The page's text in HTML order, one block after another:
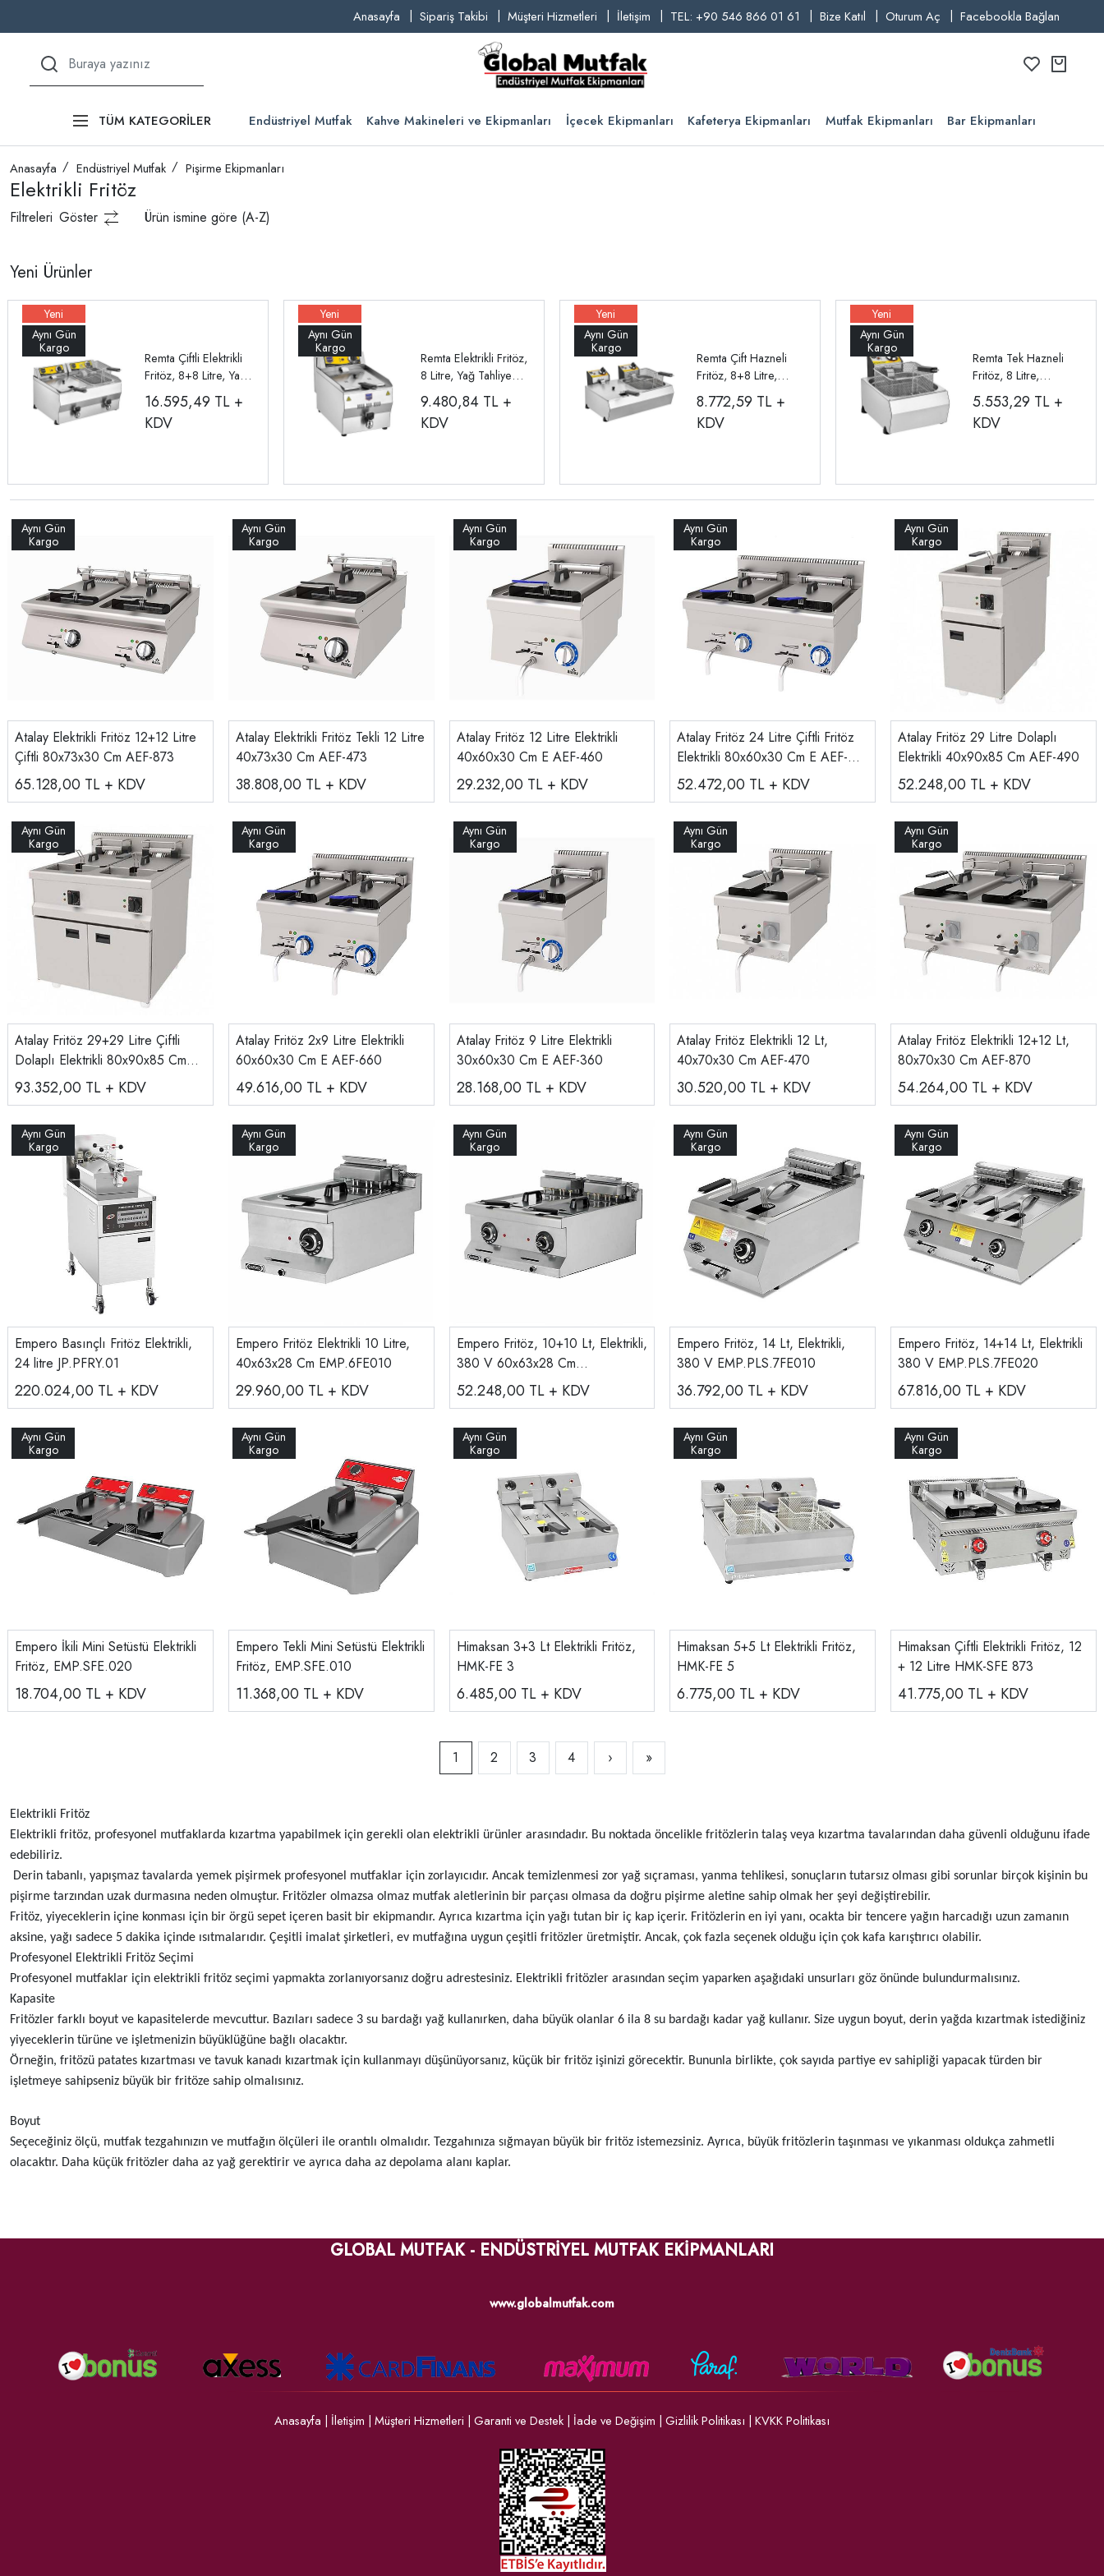
Anasayfa Sipariş Takibi Müşteri Hizmetleri İletişim TEL: +90 546 866 01 61 Bize Katıl Oturum Aç Facebookla Bağlan
TÜM KATEGORİLER Endüstriyel Mutfak Kahve Makineleri ve Ekipmanları İçecek Ekipmanları Kafeterya Ekipmanları Mutfak Ekipmanları Bar Ekipmanları
Anasayfa Endüstriyel Mutfak Pişirme Ekipmanları
Elektrikli Fritöz
Filtreleri Göster Ürün ismine göre (A-Z)
Yeni Ürünler
Remta Çiftli Elektrikli
Fritöz, 8+8 Litre, Yağ
Tahliye Musluklu R111
16.595,49 TL +
KDV
Remta Elektrikli Fritöz,
8 Litre, Yağ Tahliye
Musluklu R110
9.480,84 TL +
KDV
Remta Çift Hazneli
Fritöz, 8+8 Litre,
Elektrikli R102
8.772,59 TL +
KDV
Remta Tek Hazneli
Fritöz, 8 Litre,
Elektrikli R101
5.553,29 TL +
KDV
Atalay Elektrikli Fritöz 12+12 Litre
Çiftli 80x73x30 Cm AEF-873
65.128,00 TL + KDV
Atalay Elektrikli Fritöz Tekli 12 Litre
40x73x30 Cm AEF-473
38.808,00 TL + KDV
Atalay Fritöz 12 Litre Elektrikli
40x60x30 Cm E AEF-460
29.232,00 TL + KDV
Atalay Fritöz 24 Litre Çiftli Fritöz
Elektrikli 80x60x30 Cm E AEF-
860
52.472,00 TL + KDV
Atalay Fritöz 29 Litre Dolaplı
Elektrikli 40x90x85 Cm AEF-490
52.248,00 TL + KDV
Atalay Fritöz 29+29 Litre Çiftli
Dolaplı Elektrikli 80x90x85 Cm
AEF-890
93.352,00 TL + KDV
Atalay Fritöz 2x9 Litre Elektrikli
60x60x30 Cm E AEF-660
49.616,00 TL + KDV
Atalay Fritöz 9 Litre Elektrikli
30x60x30 Cm E AEF-360
28.168,00 TL + KDV
Atalay Fritöz Elektrikli 12 Lt,
40x70x30 Cm AEF-470
30.520,00 TL + KDV
Atalay Fritöz Elektrikli 12+12 Lt,
80x70x30 Cm AEF-870
54.264,00 TL + KDV
Empero Basınçlı Fritöz Elektrikli,
24 litre JP.PFRY.01
220.024,00 TL + KDV
Empero Fritöz Elektrikli 10 Litre,
40x63x28 Cm EMP.6FE010
29.960,00 TL + KDV
Empero Fritöz, 10+10 Lt, Elektrikli,
380 V 60x63x28 Cm
EMP.6FE020
52.248,00 TL + KDV
Empero Fritöz, 14 Lt, Elektrikli,
380 V EMP.PLS.7FE010
36.792,00 TL + KDV
Empero Fritöz, 14+14 Lt, Elektrikli
380 V EMP.PLS.7FE020
67.816,00 TL + KDV
Empero İkili Mini Setüstü Elektrikli
Fritöz, EMP.SFE.020
18.704,00 TL + KDV
Empero Tekli Mini Setüstü Elektrikli
Fritöz, EMP.SFE.010
11.368,00 TL + KDV
Himaksan 3+3 Lt Elektrikli Fritöz,
HMK-FE 3
6.485,00 TL + KDV
Himaksan 5+5 Lt Elektrikli Fritöz,
HMK-FE 5
6.775,00 TL + KDV
Himaksan Çiftli Elektrikli Fritöz, 12
+ 12 Litre HMK-SFE 873
41.775,00 TL + KDV
1 2 3 4 › »
Elektrikli Fritöz
Elektrikli fritöz, profesyonel mutfaklarda kızartma yapabilmek için gerekli olan elektrikli ürünler arasındadır. Bu noktada öncelikle fritözlerin talaş veya kızartma tavalarından daha güvenli olduğunu ifade
edebiliriz.
Derin tabanlı, yapışmaz tavalarda yemek pişirmek profesyonel mutfaklar için zorlayıcıdır. Ancak temizlenmesi zor yağ sıçraması, yanma tehlikesi, sonuçların tutarsız olması gibi sorunlar birçok kişinin bu
pişirme tarzından uzak durmasına neden olmuştur. Fritözler olmazsa olmaz mutfak aletlerinin bir parçası olmasa da doğru pişirme aletine sahip olmak her şeyi değiştirebilir.
Fritöz, yiyeceklerin içine konması için bir örgü sepet içeren basit bir ekipmandır. Ayrıca kızartma için yağı tutan bir iç kap içerir. Fritözlerin en iyi yanı, ocakta bir tencere yağın harcadığı uzun zamanın
aksine, yağı sadece 5 dakika içinde ısıtmalarıdır. Çeşitli imalat şirketleri, ev mutfağına uygun çeşitli fritözler üretmiştir. Ancak, çok fazla seçenek olduğu için çok kafa karıştırıcı olabilir.
Profesyonel Elektrikli Fritöz Seçimi
Profesyonel mutfaklar için elektrikli fritöz seçimi yapmakta zorlanıyorsanız doğru adrestesiniz. Elektrikli fritözler arasından seçim yaparken aşağıdaki unsurları göz önünde bulundurmalısınız.
Kapasite
Fritözler farklı boyut ve kapasitelerde mevcuttur. Bazıları sadece 3 su bardağı yağ kullanırken, daha büyük olanlar 6 ila 8 su bardağı kadar yağ kullanır. Size uygun boyut, derin yağda kızartmak istediğiniz
yiyeceklerin türüne ve işletmenizin büyüklüğüne bağlı olacaktır.
Örneğin, fritözü patates kızartması ve tavuk kanadı kızartmak için kullanmayı düşünüyorsanız, küçük bir fritöz işinizi görecektir. Bununla birlikte, çok sayıda partiye ev sahipliği yapacak türden bir
işletmeye sahipseniz büyük bir fritöze sahip olmalısınız.
Boyut
Seçeceğiniz ölçü, mutfak tezgahınızın ve mutfağın ölçüleri ile orantılı olmalıdır. Tezgahınıza sığmayan büyük bir fritöz istemezsiniz. Ayrıca, büyük fritözlerin taşınması ve yıkanması oldukça zahmetli
olacaktır. Daha küçük fritözler daha az yağ gerektirir ve ayrıca daha az depolama alanı kaplar.
GLOBAL MUTFAK - ENDÜSTRİYEL MUTFAK EKİPMANLARI
www.globalmutfak.com
Anasayfa | İletişim | Müşteri Hizmetleri | Garanti ve Destek | İade ve Değişim | Gizlilik Politikası | KVKK Politikası